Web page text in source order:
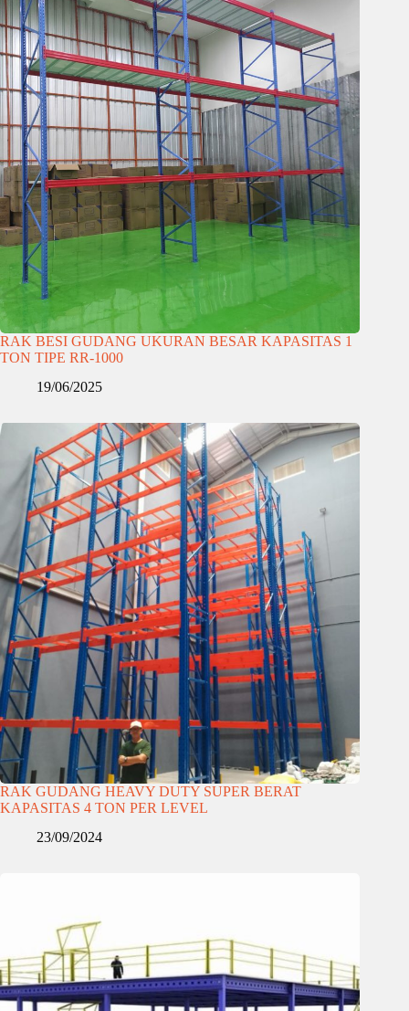
RAK BESI GUDANG UKURAN BESAR KAPASITAS 1
TON TIPE RR-1000
19/06/2025
RAK GUDANG HEAVY DUTY SUPER BERAT
KAPASITAS 4 TON PER LEVEL
23/09/2024